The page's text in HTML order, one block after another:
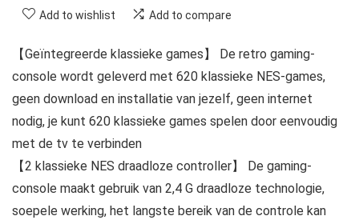
Add to wishlist Add to compare
【Geïntegreerde klassieke games】 De retro gaming-
console wordt geleverd met 620 klassieke NES-games,
geen download en installatie van jezelf, geen internet
nodig, je kunt 620 klassieke games spelen door eenvoudig
met de tv te verbinden
【2 klassieke NES draadloze controller】 De gaming-
console maakt gebruik van 2,4 G draadloze technologie,
soepele werking, het langste bereik van de controle kan